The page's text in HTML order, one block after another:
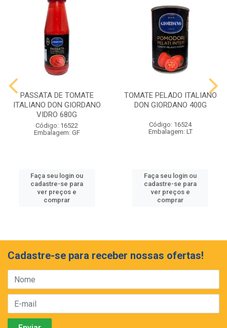
PASSATA DE TOMATE
ITALIANO DON GIORDANO
VIDRO 680G
Código: 16522
Embalagem: GF
Faça seu login ou
cadastre-se para
ver preços e
comprar
TOMATE PELADO ITALIANO
DON GIORDANO 400G
Código: 16524
Embalagem: LT
Faça seu login ou
cadastre-se para
ver preços e
comprar
Cadastre-se para receber nossas ofertas!